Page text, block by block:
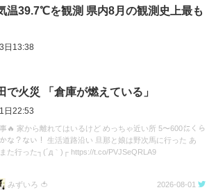
温39.7℃を観測 県内8月の観測史上最も
日13:38
で火災 「倉庫が燃えている」
日22:53
🔥 家から離れてはいるけど めっちゃ近い所 5〜600㍍くら
な？ない！ 生活道路沿い 旦那と娘は野次馬に行った あ
また行った┐(´д｀)┌ https://t.co/PVJSeQRLA9
みずいろ 🍅 2026-08-01